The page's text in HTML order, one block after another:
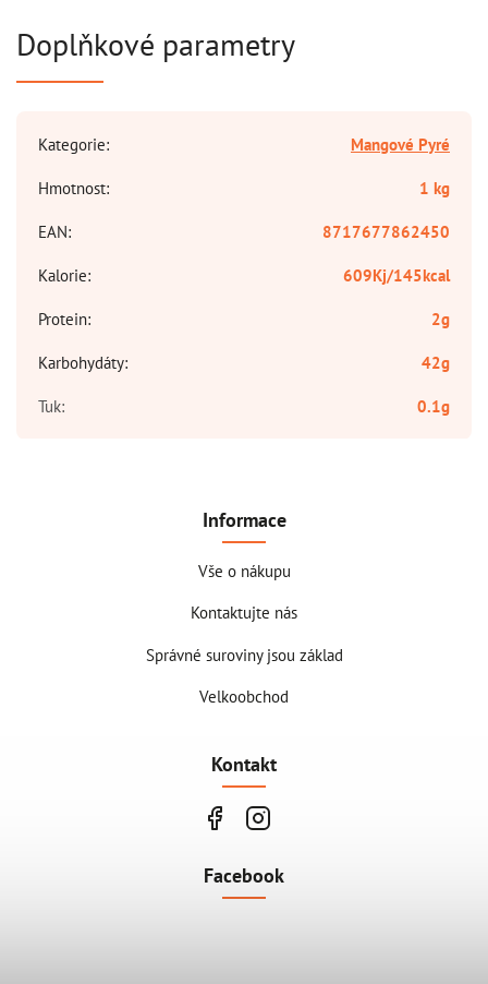
Doplňkové parametry
Kategorie:
Mangové Pyré
Hmotnost:
1 kg
EAN:
8717677862450
Kalorie:
609Kj/145kcal
Protein:
2g
Karbohydáty:
42g
Tuk: 0.1g
Informace
Vše o nákupu
Kontaktujte nás
Správné suroviny jsou základ
Velkoobchod
Kontakt
Facebook